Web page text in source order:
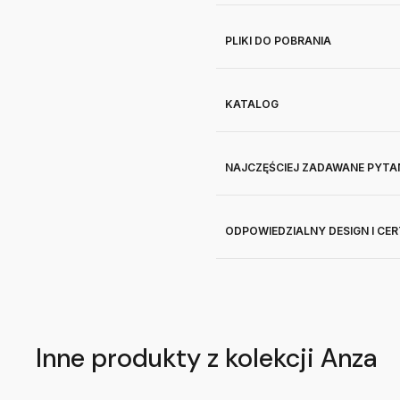
PLIKI DO POBRANIA
KATALOG
NAJCZĘŚCIEJ ZADAWANE
ODPOWIEDZIALNY DESIGN I
Inne produkty z kolekcji Anza